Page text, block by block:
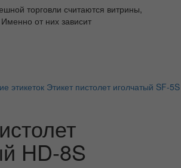
торговли считаются витрины,
от них зависит
этикеток Этикет пистолет иголчатый SF-5S
HD-8S